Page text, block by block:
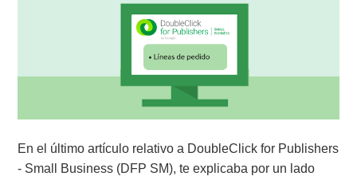
En el último artículo relativo a DoubleClick for Publishers
- Small Business (DFP SM), te explicaba por un lado